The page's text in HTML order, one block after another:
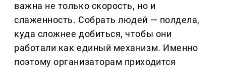
важна не только скорость, но и
слаженность. Собрать людей — полдела,
куда сложнее добиться, чтобы они
работали как единый механизм. Именно
поэтому организаторам приходится